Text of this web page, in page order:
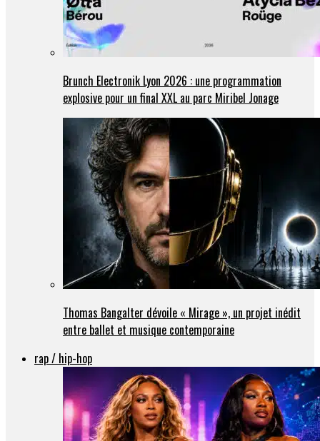
Brunch Electronik Lyon 2026 : une programmation
explosive pour un final XXL au parc Miribel Jonage
Thomas Bangalter dévoile « Mirage », un projet inédit
entre ballet et musique contemporaine
rap / hip-hop